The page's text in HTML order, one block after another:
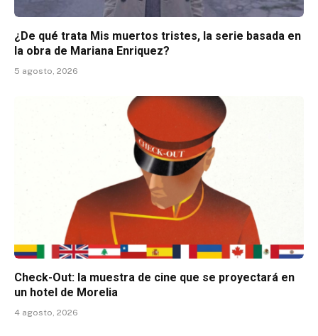
¿De qué trata Mis muertos tristes, la serie basada en
la obra de Mariana Enriquez?
5 agosto, 2026
Check-Out: la muestra de cine que se proyectará en
un hotel de Morelia
4 agosto, 2026